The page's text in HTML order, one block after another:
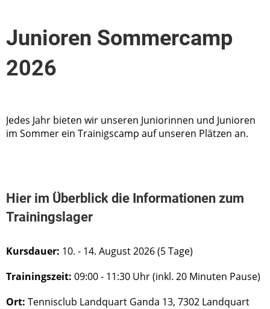
Junioren Sommercamp
2026
Jedes Jahr bieten wir unseren Juniorinnen und Junioren
im Sommer ein Trainigscamp auf unseren Plätzen an.
Hier im Überblick die Informationen zum
Trainingslager
Kursdauer: 10. - 14. August 2026 (5 Tage)
Trainingszeit: 09:00 - 11:30 Uhr (inkl. 20 Minuten Pause)
Ort: Tennisclub Landquart Ganda 13, 7302 Landquart